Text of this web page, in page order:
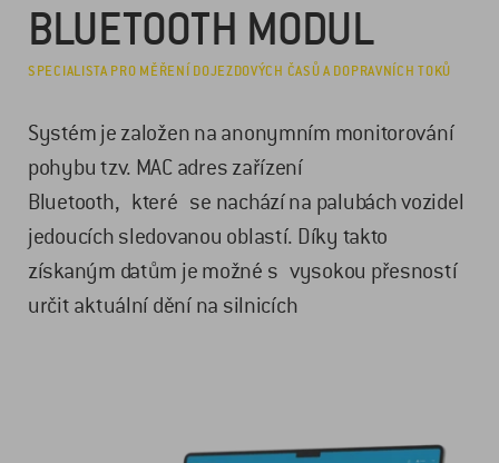
BLUETOOTH MODUL
SPECIALISTA PRO MĚŘENÍ DOJEZDOVÝCH ČASŮ A DOPRAVNÍCH TOKŮ
Systém je založen na anonymním monitorování
pohybu tzv. MAC adres zařízení
Bluetooth, které se nachází na palubách vozidel
jedoucích sledovanou oblastí. Díky takto
získaným datům je možné s vysokou přesností
určit aktuální dění na silnicích